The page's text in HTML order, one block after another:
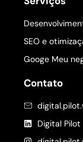
SEO e
Googe Meu
Contato
Digital Pilot